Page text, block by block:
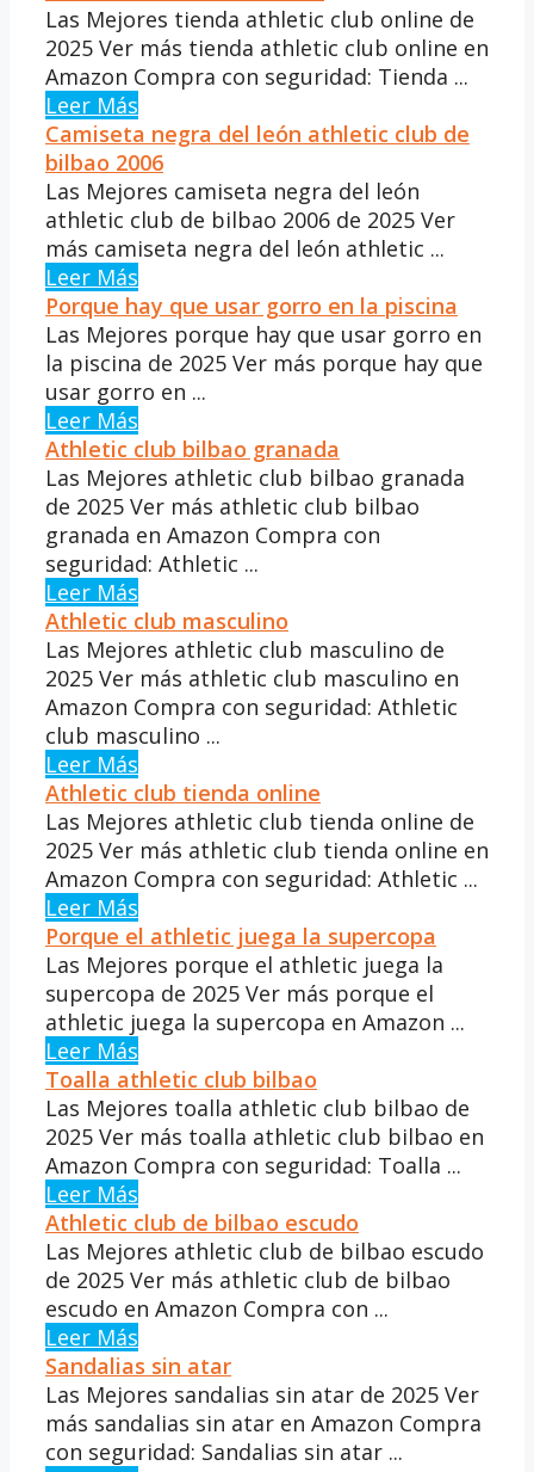
Las Mejores tienda athletic club online de
2025 Ver más tienda athletic club online en
Amazon Compra con seguridad: Tienda ...
Leer Más
Camiseta negra del león athletic club de
bilbao 2006
Las Mejores camiseta negra del león
athletic club de bilbao 2006 de 2025 Ver
más camiseta negra del león athletic ...
Leer Más
Porque hay que usar gorro en la piscina
Las Mejores porque hay que usar gorro en
la piscina de 2025 Ver más porque hay que
usar gorro en ...
Leer Más
Athletic club bilbao granada
Las Mejores athletic club bilbao granada
de 2025 Ver más athletic club bilbao
granada en Amazon Compra con
seguridad: Athletic ...
Leer Más
Athletic club masculino
Las Mejores athletic club masculino de
2025 Ver más athletic club masculino en
Amazon Compra con seguridad: Athletic
club masculino ...
Leer Más
Athletic club tienda online
Las Mejores athletic club tienda online de
2025 Ver más athletic club tienda online en
Amazon Compra con seguridad: Athletic ...
Leer Más
Porque el athletic juega la supercopa
Las Mejores porque el athletic juega la
supercopa de 2025 Ver más porque el
athletic juega la supercopa en Amazon ...
Leer Más
Toalla athletic club bilbao
Las Mejores toalla athletic club bilbao de
2025 Ver más toalla athletic club bilbao en
Amazon Compra con seguridad: Toalla ...
Leer Más
Athletic club de bilbao escudo
Las Mejores athletic club de bilbao escudo
de 2025 Ver más athletic club de bilbao
escudo en Amazon Compra con ...
Leer Más
Sandalias sin atar
Las Mejores sandalias sin atar de 2025 Ver
más sandalias sin atar en Amazon Compra
con seguridad: Sandalias sin atar ...